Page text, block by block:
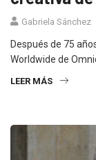
Gabriela Sánchez
Después de 75
Worldwide de
LEER MÁS